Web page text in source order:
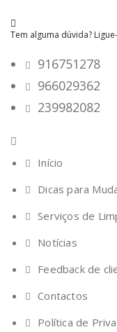
Tem alguma dúvida?
916751278
966029362
239982082
Início
Dicas para
Serviços de
Notícias
Feedback de
Contactos
Política de